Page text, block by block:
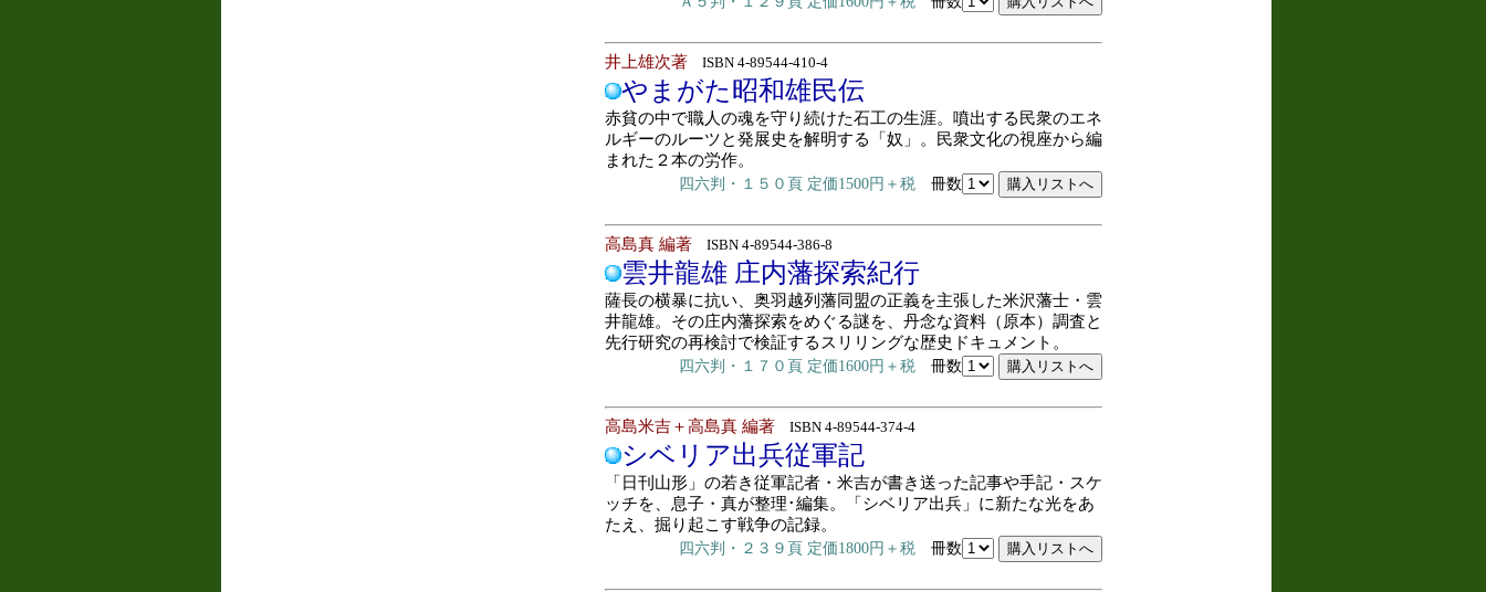
井上雄次著 ISBN 4-89544-410-4
やまがた昭和雄民伝
赤貧の中で職人の魂を守り続けた石工の生涯。噴出する民衆のエネ
ルギーのルーツと発展史を解明する「奴」。民衆文化の視座から編
まれた２本の労作。
四六判・１５０頁 定価1500円＋税 冊数
高島真 編著 ISBN 4-89544-386-8
雲井龍雄 庄内藩探索紀行
薩長の横暴に抗い、奥羽越列藩同盟の正義を主張した米沢藩士・雲
井龍雄。その庄内藩探索をめぐる謎を、丹念な資料（原本）調査と
先行研究の再検討で検証するスリリングな歴史ドキュメント。
四六判・１７０頁 定価1600円＋税 冊数
高島米吉＋高島真 編著 ISBN 4-89544-374-4
シベリア出兵従軍記
「日刊山形」の若き従軍記者・米吉が書き送った記事や手記・スケ
ッチを、息子・真が整理･編集。「シベリア出兵」に新たな光をあ
たえ、掘り起こす戦争の記録。
四六判・２３９頁 定価1800円＋税 冊数